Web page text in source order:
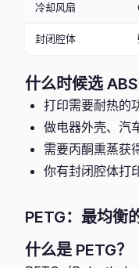
冷却风扇
封闭腔体
什么时候选 ABS
打印需要耐热的
做电器外壳、汽
需要丙酮熏蒸获
你有封闭腔体打
PETG：最均衡
什么是 PETG？